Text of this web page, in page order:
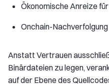
Ökonomische Anreize
Onchain-
Anstatt Vertrauen
Binärdateien zu legen,
auf der Ebene des